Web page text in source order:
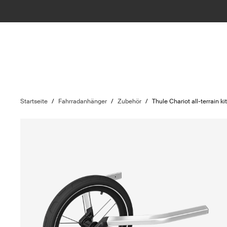
Startseite / Fahrradanhänger / Zubehör / Thule Chariot all-terrain